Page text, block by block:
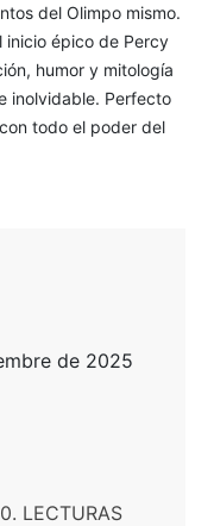
del Olimpo mismo.
el inicio épico de Percy
humor y mitología
inolvidable. Perfecto
todo el poder del
de 2025
LECTURAS